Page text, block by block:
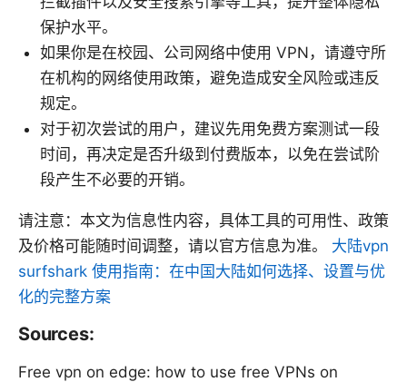
保护水平。
如果你是在校园、公司网络中使用 VPN，请遵守所
在机构的网络使用政策，避免造成安全风险或违反
规定。
对于初次尝试的用户，建议先用免费方案测试一段
时间，再决定是否升级到付费版本，以免在尝试阶
段产生不必要的开销。
请注意：本文为信息性内容，具体工具的可用性、政策
及价格可能随时间调整，请以官方信息为准。 大陆vpn
surfshark 使用指南：在中国大陆如何选择、设置与优
化的完整方案
Sources:
Free vpn on edge: how to use free VPNs on